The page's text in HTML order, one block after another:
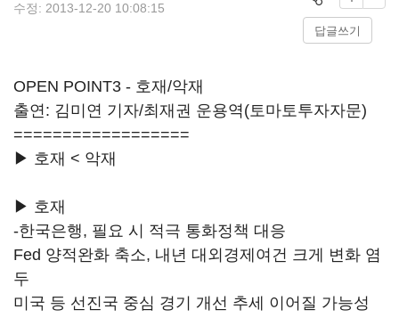
수정: 2013-12-20 10:08:15
답글쓰기
OPEN POINT3 - 호재/악재
출연: 김미연 기자/최재권 운용역(토마토투자자문)
==================
▶ 호재 < 악재
▶ 호재
-한국은행, 필요 시 적극 통화정책 대응
Fed 양적완화 축소, 내년 대외경제여건 크게 변화 염
두
미국 등 선진국 중심 경기 개선 추세 이어질 가능성